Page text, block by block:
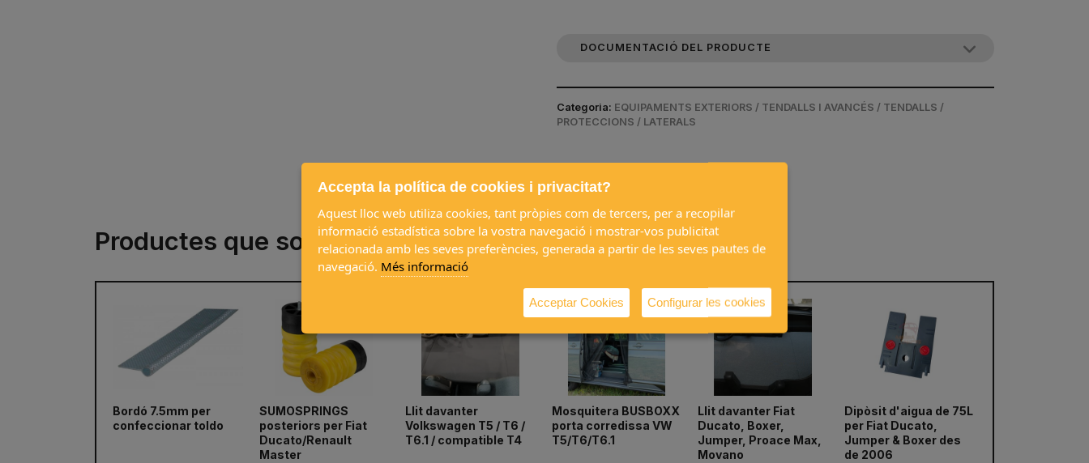
DOCUMENTACIÓ DEL PRODUCTE
Categoria: EQUIPAMENTS EXTERIORS / TENDALLS I AVANCÉS / TENDALLS /
PROTECCIONS / LATERALS
Productes que sovint es compren junts
Bordó 7.5mm per
confeccionar toldo
SUMOSPRINGS
posteriors per Fiat
Ducato/Renault
Master
Llit davanter
Volkswagen T5 / T6 /
T6.1 / compatible T4
Mosquitera BUSBOXX
porta corredissa VW
T5/T6/T6.1
Llit davanter Fiat
Ducato, Boxer,
Jumper, Proace Max,
Movano
Dipòsit d'aigua de 75L
per Fiat Ducato,
Jumper & Boxer des
de 2006
prev next
Accepta la política de cookies i privacitat?
Aquest lloc web utiliza cookies, tant pròpies com de tercers, per a recopilar
informació estadística sobre la vostra navegació i mostrar-vos publicitat
relacionada amb les seves preferències, generada a partir de les seves pautes de
navegació. Més informació
Acceptar Cookies Configurar les cookies